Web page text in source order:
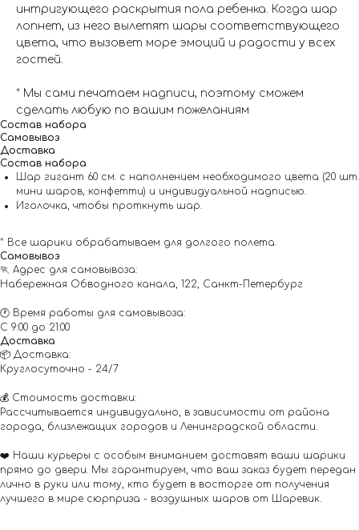
интригующего раскрытия пола ребенка. Когда шар
лопнет, из него вылетят шары соответствующего
цвета, что вызовет море эмоций и радости у всех
гостей.
* Мы сами печатаем надписи, поэтому сможем
сделать любую по вашим пожеланиям
Состав набора
Самовывоз
Доставка
Состав набора
Шар гигант 60 см. с наполнением необходимого цвета (20 шт.
мини шаров, конфетти) и индивидуальной надписью.
Иголочка, чтобы проткнуть шар.
* Все шарики обрабатываем для долгого полета.
Самовывоз
🏃 Адрес для самовывоза:
Набережная Обводного канала, 122, Санкт-Петербург
🕐 Время работы для самовывоза:
С 9:00 до 21:00
Доставка
📦 Доставка:
Круглосуточно - 24/7
💰 Стоимость доставки:
Рассчитывается индивидуально, в зависимости от района
города, близлежащих городов и Ленинградской области.
❤️ Наши курьеры с особым вниманием доставят ваши шарики
прямо до двери. Мы гарантируем, что ваш заказ будет передан
лично в руки или тому, кто будет в восторге от получения
лучшего в мире сюрприза - воздушных шаров от Шаревик.